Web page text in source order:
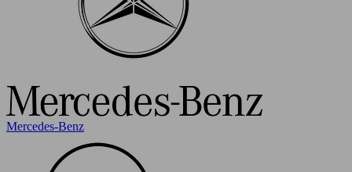
Mercedes-Benz